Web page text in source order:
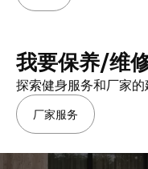
我要保养/维
探索健身服务和厂家的
厂家服务